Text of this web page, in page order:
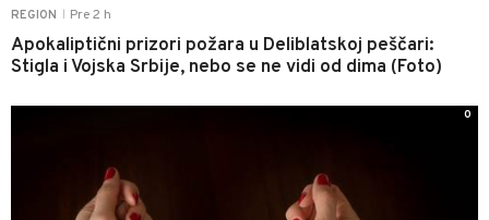
REGION Pre 2 h
Apokaliptični prizori požara u Deliblatskoj peščari:
Stigla i Vojska Srbije, nebo se ne vidi od dima (Foto)
0